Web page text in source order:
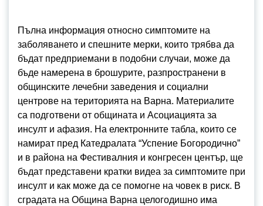
Пълна информация относно симптомите на
заболяването и спешните мерки, които трябва да
бъдат предприемани в подобни случаи, може да
бъде намерена в брошурите, разпространени в
общинските лечебни заведения и социални
центрове на територията на Варна. Материалите
са подготвени от общината и Асоциацията за
инсулт и афазия. На електронните табла, които се
намират пред Катедралата “Успение Богородично”
и в района на Фестивалния и конгресен център, ще
бъдат представени кратки видеа за симптомите при
инсулт и как може да се помогне на човек в риск. В
сградата на Община Варна целогодишно има